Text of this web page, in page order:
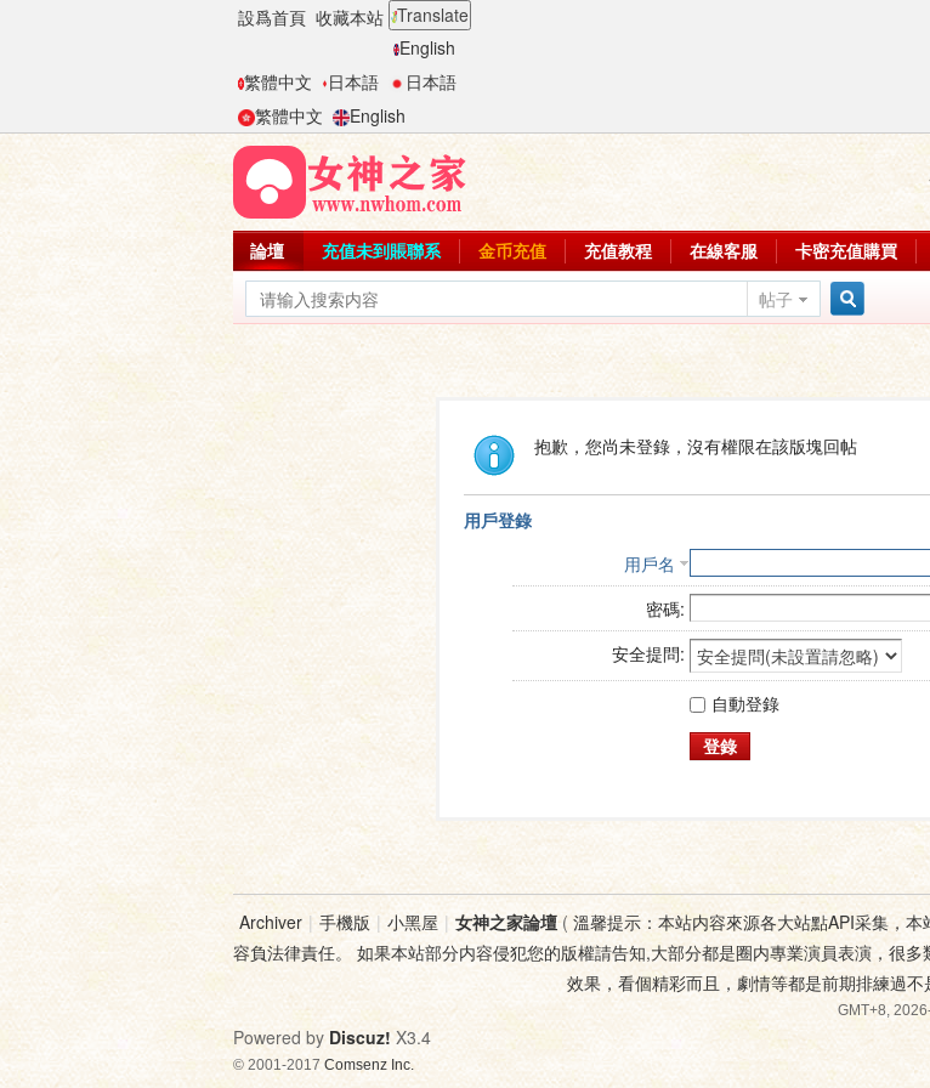
設爲首頁 收藏本站 Translate
English
繁體中文
日本語
日本語
繁體中文
English
論壇 充值未到賬聯系 金币充值 充值教程 在線客服 卡密充值購買
帖子
索
抱歉，您尚未登錄，沒有權限在該版塊回帖
用戶登錄
用戶名
密碼:
安全提問:
自動登錄
登錄
Archiver | 手機版 | 小黑屋 | 女神之家論壇( 溫馨提示：本站内容來源各大站點API采集，
容負法律責任。 如果本站部分内容侵犯您的版權請告知,大部分都是圈内專業演員表演，很
效果，看個精彩而且，劇情等都是前期排練過
GMT+8,
Powered by Discuz! X3.4
© 2001-2017 Comsenz Inc.